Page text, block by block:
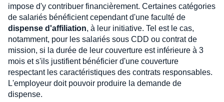
impose d'y contribuer financièrement. Certaines catégories
de salariés bénéficient cependant d'une faculté de
dispense d'affiliation, à leur initiative. Tel est le cas,
notamment, pour les salariés sous CDD ou contrat de
mission, si la durée de leur couverture est inférieure à 3
mois et s'ils justifient bénéficier d'une couverture
respectant les caractéristiques des contrats responsables.
L'employeur doit pouvoir produire la demande de
dispense.